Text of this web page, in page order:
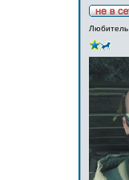
Любитель